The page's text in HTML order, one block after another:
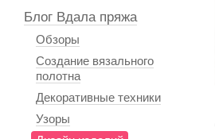
Блог Вдала пряжа
Обзоры
Создание вязального
полотна
Декоративные техники
Узоры